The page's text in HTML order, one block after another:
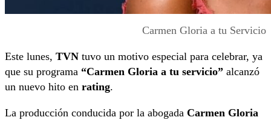
Carmen Gloria a tu Servicio
Este lunes, TVN tuvo un motivo especial para celebrar, ya
que su programa “Carmen Gloria a tu servicio” alcanzó
un nuevo hito en rating.
La producción conducida por la abogada Carmen Gloria